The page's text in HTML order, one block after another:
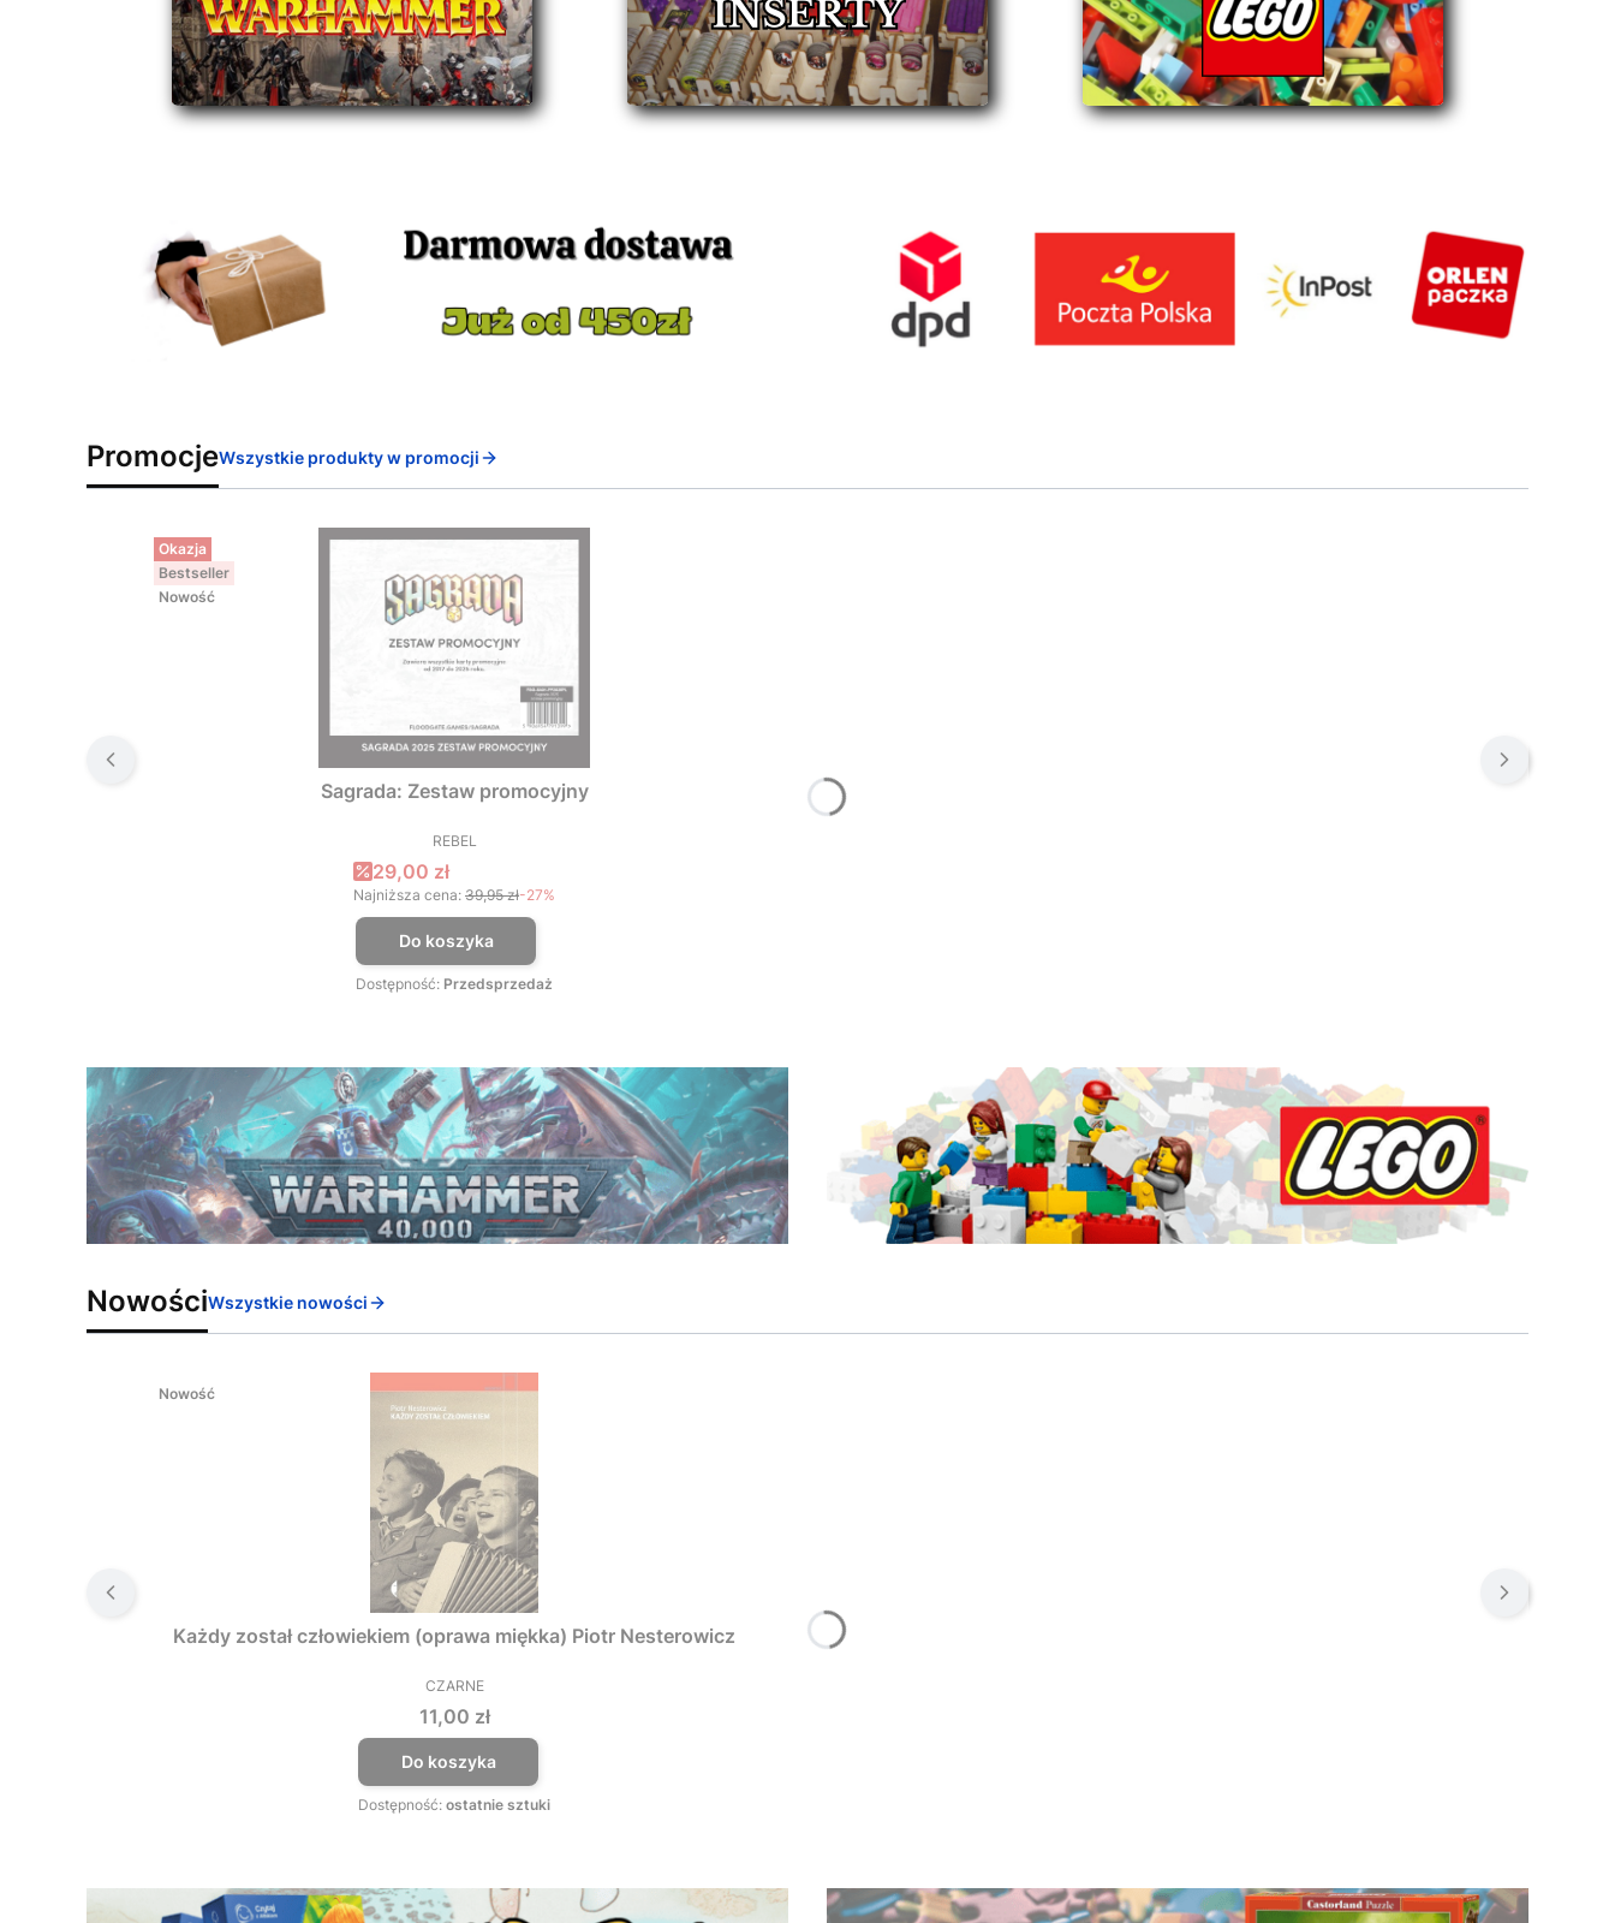
PromocjeWszystkie produkty w promocji
Okazja
Bestseller
Nowość
Sagrada: Zestaw promocyjny
PRODUCENT
REBEL
Cena promocyjna
29,00 zł
Najniższa cena: 39,95 zł-27%
Do koszyka
Dostępność: Przedsprzedaż
NowościWszystkie nowości
Nowość
Każdy został człowiekiem (oprawa miękka) Piotr Nesterowicz
PRODUCENT
CZARNE
Cena
11,00 zł
Do koszyka
Dostępność: ostatnie sztuki